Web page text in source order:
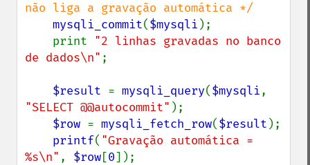
não liga a gravação automática */
mysqli_commit($mysqli );
    print
"2 linhas gravadas no banco
de dados\n" ;
$result = mysqli_query($mysqli
"SELECT @@autocommit" );
$row = mysqli_fetch_row($result );
printf( "Gravação automática =
%s\n" , $row[0]);